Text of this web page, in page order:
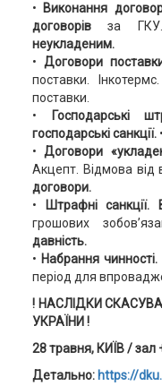
• Виконання
договорівза ГКУ.
неукладеним.
• Договори
поставки.
поставки.
• Господарські
господарські санкції. •
• Договори
Акцепт. Відмова від
договори.
• Штрафні санкції.
грошових
давність.
• Набрання
період для
! НАСЛІДКИ
УКРАЇНИ !
28 травня, КИЇВ / зал
Детально: https://